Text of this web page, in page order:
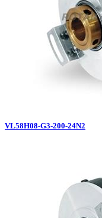
VL58H08-G3-200-24N2